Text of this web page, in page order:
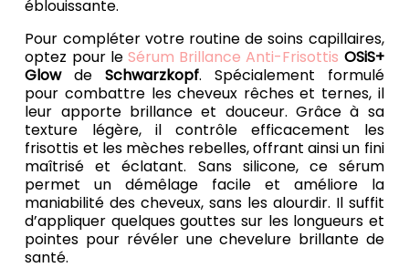
éblouissante.
Pour compléter votre routine de soins capillaires,
optez pour le Sérum Brillance Anti-Frisottis OSiS+
Glowde Schwarzkopf. Spécialement formulé
pour combattre les cheveux rêches et ternes, il
leur apporte brillance et douceur. Grâce à sa
texture légère, il contrôle efficacement les
frisottis et les mèches rebelles, offrant ainsi un fini
maîtrisé et éclatant. Sans silicone, ce sérum
permet un démêlage facile et améliore la
maniabilité des cheveux, sans les alourdir. Il suffit
d’appliquer quelques gouttes sur les longueurs et
pointes pour révéler une chevelure brillante de
santé.